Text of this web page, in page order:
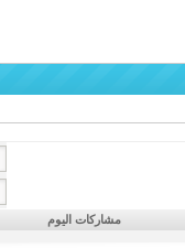
مشاركات اليوم